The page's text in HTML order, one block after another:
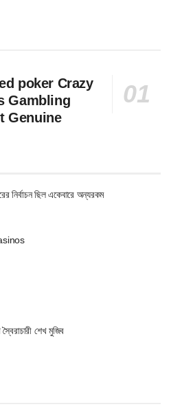
poker Crazy
Gambling
Genuine
নির্বাচন ছিল একেবারে অন্যরকম
শেখ মুজিব